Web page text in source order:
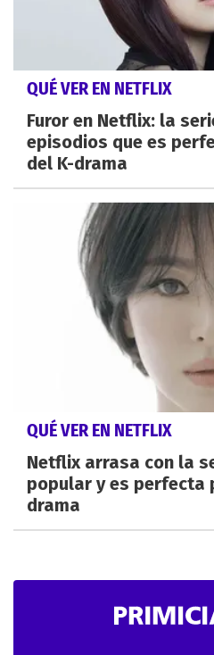
QUÉ VER EN NETFLIX
Furor en Netflix: la
episodios que es
del K-drama
QUÉ VER EN NETFLIX
Netflix arrasa con la
popular y es perfecta
drama